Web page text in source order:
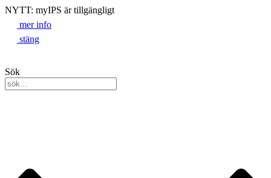
NYTT: myIPS är tillgängligt
mer info
stäng
Sök